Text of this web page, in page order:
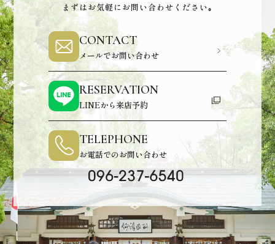
まずはお気軽にお問い合わせください｡
CONTACT
メールでお問い合わせ
RESERVATION
LINEから来店予約
TELEPHONE
お電話でのお問い合わせ